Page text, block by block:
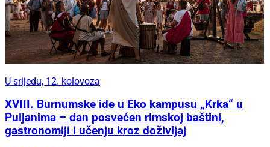
U srijedu, 12. kolovoza
XVIII. Burnumske ide u Eko kampusu „Krka“ u
Puljanima – dan posvećen rimskoj baštini,
gastronomiji i učenju kroz doživljaj